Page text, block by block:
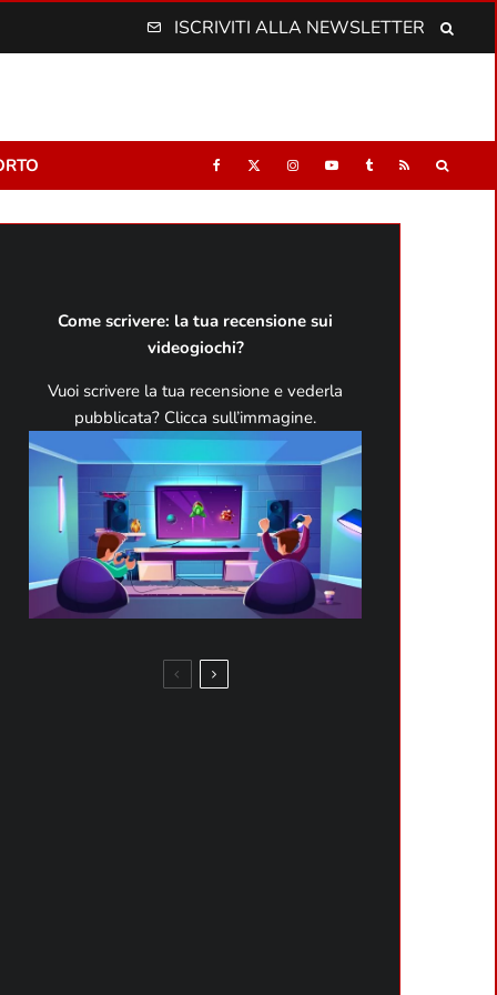
ISCRIVITI ALLA NEWSLETTER
Come scrivere: la tua recensione sui
videogiochi?
Vuoi scrivere la tua recensione e vederla
pubblicata? Clicca sull’immagine.